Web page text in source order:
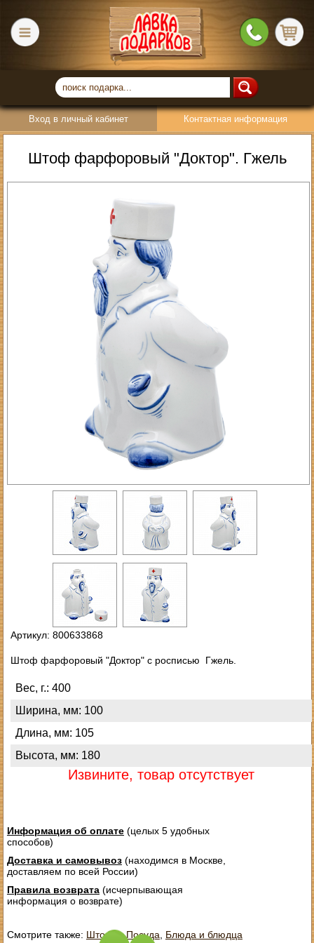
Вход в личный кабинет Контактная информация
Штоф фарфоровый "Доктор". Гжель
Артикул: 800633868
Штоф фарфоровый "Доктор" с росписью Гжель.
Вес, г.: 400
Ширина, мм: 100
Длина, мм: 105
Высота, мм: 180
Извините, товар отсутствует
Информация об оплате(целых 5 удобных
способов)
Доставка и самовывоз(находимся в Москве,
доставляем по всей России)
Правила возврата(исчерпывающая
информация о возврате)
Смотрите также: Штофы,Посуда Блюда и блюдца